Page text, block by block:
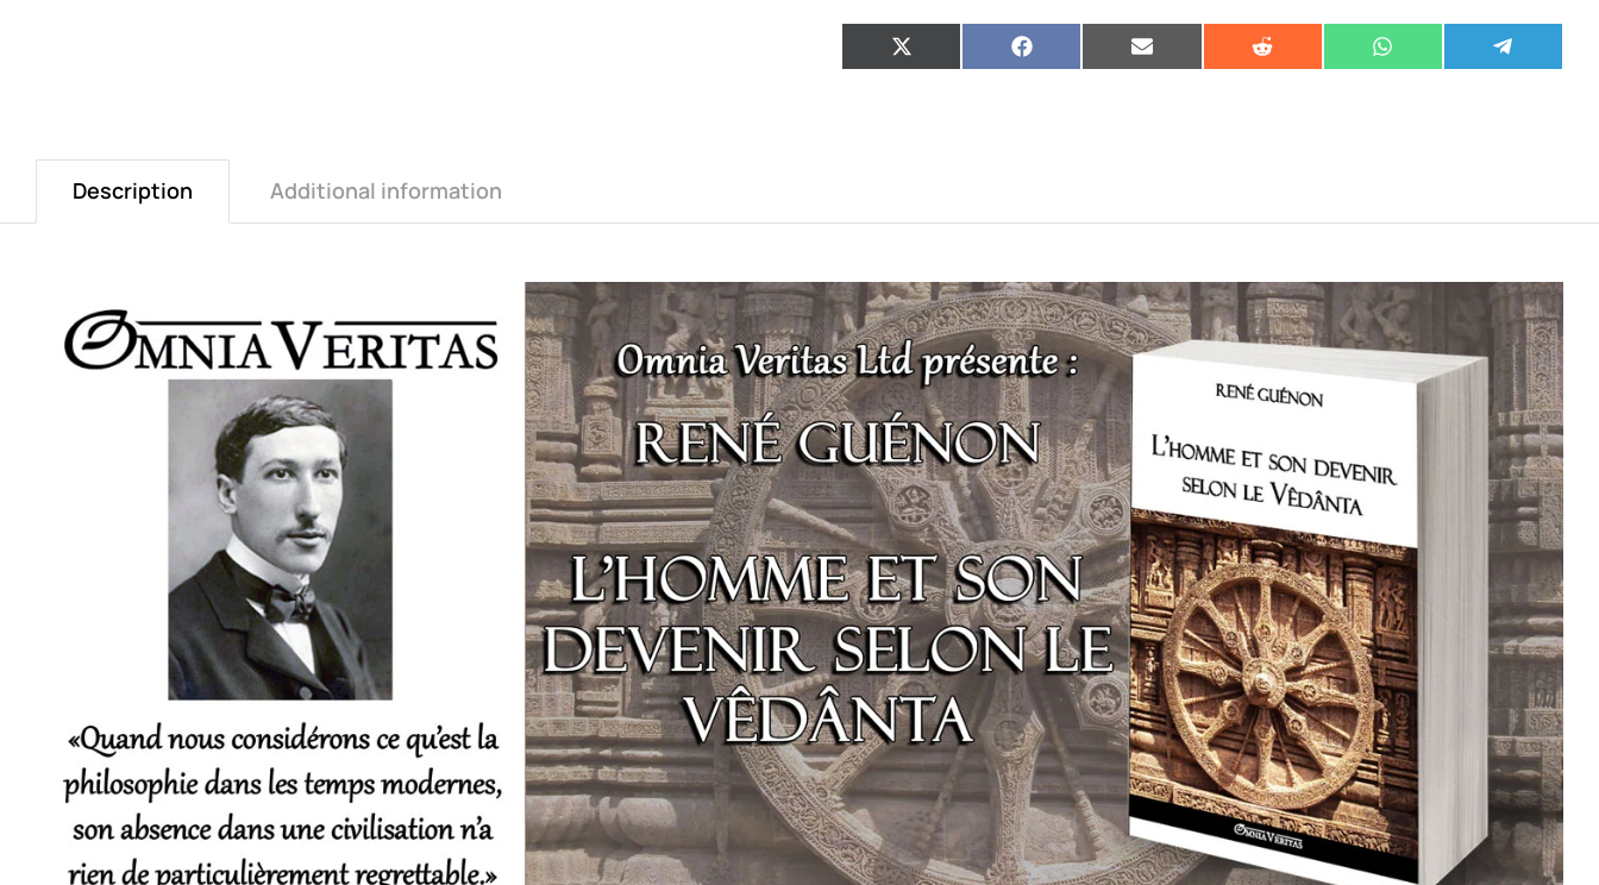
Description Additional information